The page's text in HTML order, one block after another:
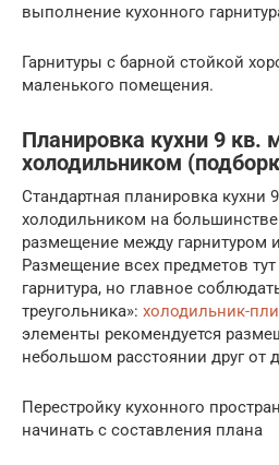
выполнение кухонного
Гарнитуры с барной стойкой
маленького помещения.
Планировка кухни 9 кв.
холодильником
Стандартная планировка кухни
холодильником на большинстве
размещение между гарнитуром
Размещение всех предметов
гарнитура, но главное
треугольника»: холодильник-
элементы рекомендуется
небольшом расстоянии друг от
Перестройку кухонного
начинать с составления плана